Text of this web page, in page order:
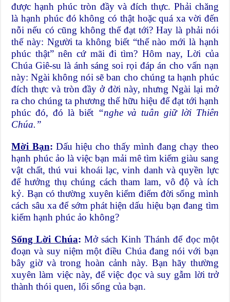
được hạnh phúc tròn đầy và đích thực. Phải chăng
là hạnh phúc đó không có thật hoặc quá xa vời đến
nỗi nếu có cũng không thể đạt tới? Hay là phải nói
thế này: Người ta không biết “thế nào mới là hạnh
phúc thật” nên cứ mãi đi tìm? Hôm nay, Lời của
Chúa Giê-su là ánh sáng soi rọi đáp án cho vấn nạn
này: Ngài không nói sẽ ban cho chúng ta hạnh phúc
đích thực và tròn đầy ở đời này, nhưng Ngài lại mở
ra cho chúng ta phương thế hữu hiệu để đạt tới hạnh
phúc đó, đó là biết “nghe và tuân giữ lời Thiên
Chúa.”
Mời Bạn: Dấu hiệu cho thấy mình đang chạy theo
hạnh phúc ảo là việc bạn mải mê tìm kiếm giàu sang
vật chất, thú vui khoái lạc, vinh danh và quyền lực
để hưởng thụ chúng cách tham lam, vô độ và ích
kỷ. Bạn có thường xuyên kiểm điểm đời sống mình
cách sâu xa để sớm phát hiện dấu hiệu bạn đang tìm
kiếm hạnh phúc ảo không?
Sống Lời Chúa: Mở sách Kinh Thánh để đọc một
đoạn và suy niệm một điều Chúa đang nói với bạn
bây giờ và trong hoàn cảnh này. Bạn hãy thường
xuyên làm việc này, để việc đọc và suy gẫm lời trở
thành thói quen, lối sống của bạn.